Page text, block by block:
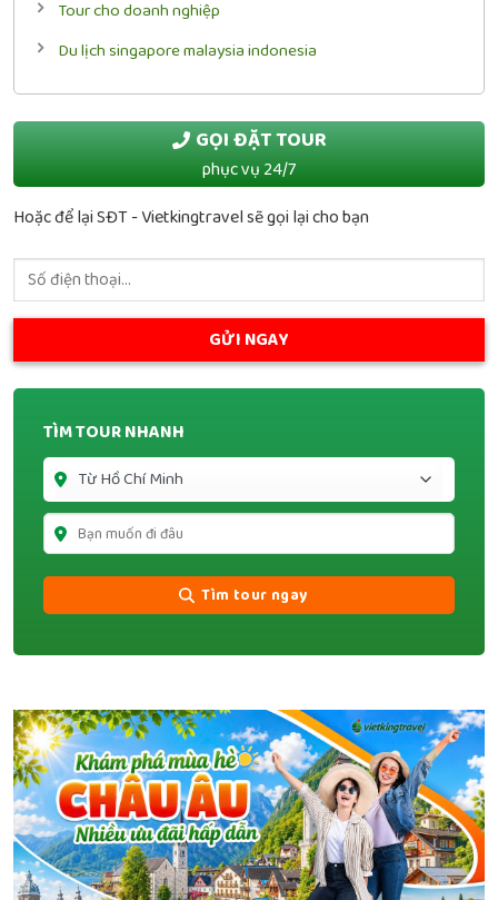
Tour cho doanh nghiệp
Du lịch singapore malaysia indonesia
GỌI ĐẶT TOUR
phục vụ 24/7
Hoặc để lại SĐT - Vietkingtravel sẽ gọi lại cho bạn
TÌM TOUR NHANH
Tìm tour ngay